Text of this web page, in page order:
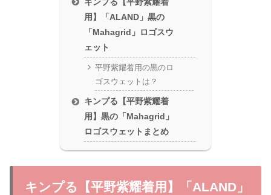
用】「ALAND」黒の
「Mahagrid」ロゴスウ
ェット
平野紫耀着用の黒のロ
ゴスウェットは？
キンプる【平野紫耀着
用】黒の「Mahagrid」
ロゴスウェットまとめ
キンプる【平野紫耀着用】「ALAND」